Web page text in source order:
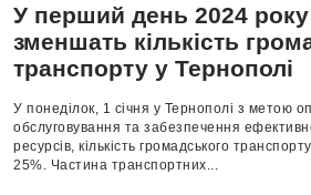
У перший день 2024
зменшать кількість
транспорту у Тернополі
У понеділок, 1 січня у Тернополі з метою
обслуговування та забезпечення
ресурсів, кількість громадського
25%. Частина транспортних...